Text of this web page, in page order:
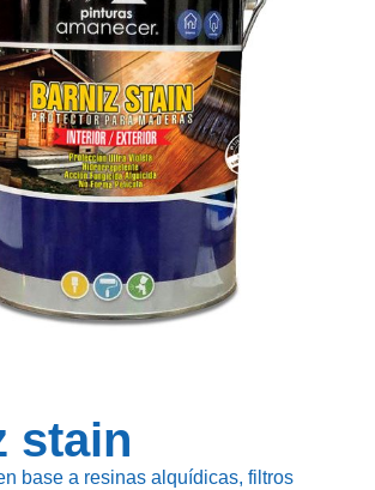
stain
base a resinas alquídicas, filtros